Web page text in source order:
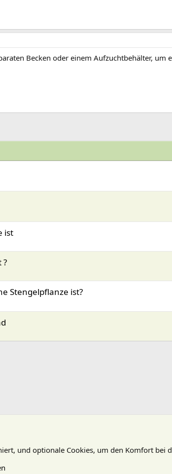
Becken oder einem Aufzuchtbehälter, um
ist
?
Stengelpflanze ist?
und optionale Cookies, um den Komfort bei